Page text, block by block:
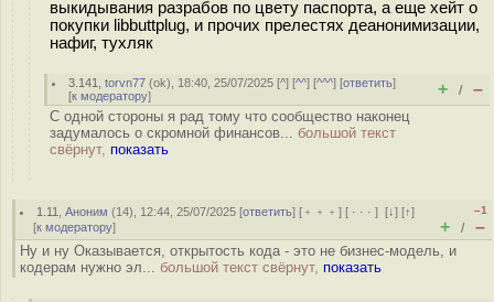
выкидывания разрабов по цвету паспорта, а еще хейт о
покупки libbuttplug, и прочих прелестях деанонимизации,
нафиг, тухляк
3.141 ,torvn77 (ok), 18:40, 25/07/2025 [^] [^^] [^^^] [ответить]
[к модератору] + / –
С одной стороны я рад тому что сообщество наконец
задумалось о скромной финансов... большой текст
свёрнут, показать
1.11 ,Аноним (14), 12:44, 25/07/2025 [ответить] [ ﹢﹢﹢] [ · · ·][↓] [↑]
[к модератору]
–1
+ / –
Ну и ну Оказывается, открытость кода - это не бизнес-модель, и
кодерам нужно эл... большой текст свёрнут, показать